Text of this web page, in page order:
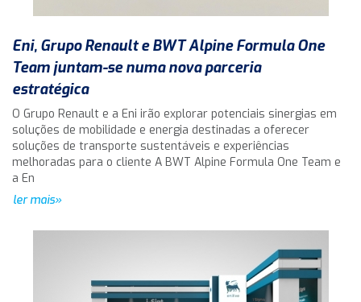
Eni, Grupo Renault e BWT Alpine Formula One
Team juntam-se numa nova parceria
estratégica
O Grupo Renault e a Eni irão explorar potenciais sinergias em
soluções de mobilidade e energia destinadas a oferecer
soluções de transporte sustentáveis e experiências
melhoradas para o cliente A BWT Alpine Formula One Team e
a En
ler mais»